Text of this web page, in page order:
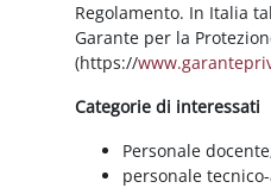
Regolamento. In Italia
Garante per la
(https://
Categorie di interessati
Personale
personale